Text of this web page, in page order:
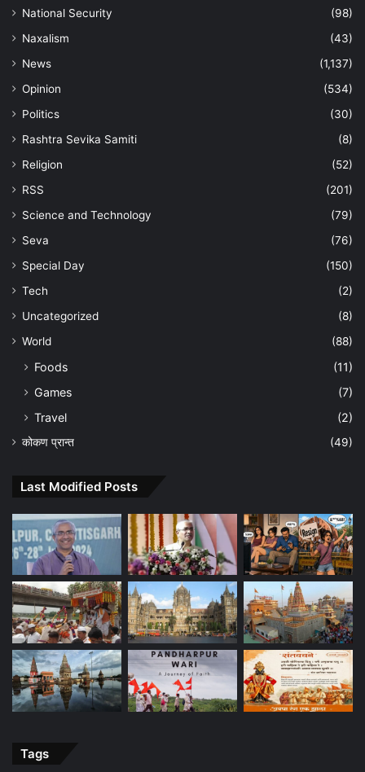
National Security
(98)
Naxalism
(43)
News
(1,137)
Opinion
(534)
Politics
(30)
Rashtra Sevika Samiti
(8)
Religion
(52)
RSS
(201)
Science and Technology
(79)
Seva
(76)
Special Day
(150)
Tech
(2)
Uncategorized
(8)
World
(88)
Foods
(11)
Games
(7)
Travel
(2)
कोकण प्रान्त (49)
Last Modified Posts
Tags